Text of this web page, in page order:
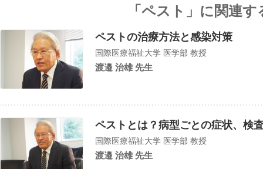
「ペスト」に関連
ペストの治療方法と感染対策
国際医療福祉大学 医学部 教授
渡邉 治雄 先生
ペストとは？病型ごとの症状、検
国際医療福祉大学 医学部 教授
渡邉 治雄 先生